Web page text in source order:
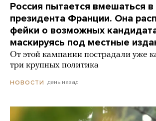
Россия пытается вмешаться
президента Франции. Она
фейки о возможных
маскируясь под местные
От этой кампании пострадали уже
три крупных политика
НОВОСТИ день назад